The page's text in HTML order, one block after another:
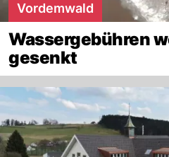
Vordemwald
Wassergebühren
gesenkt